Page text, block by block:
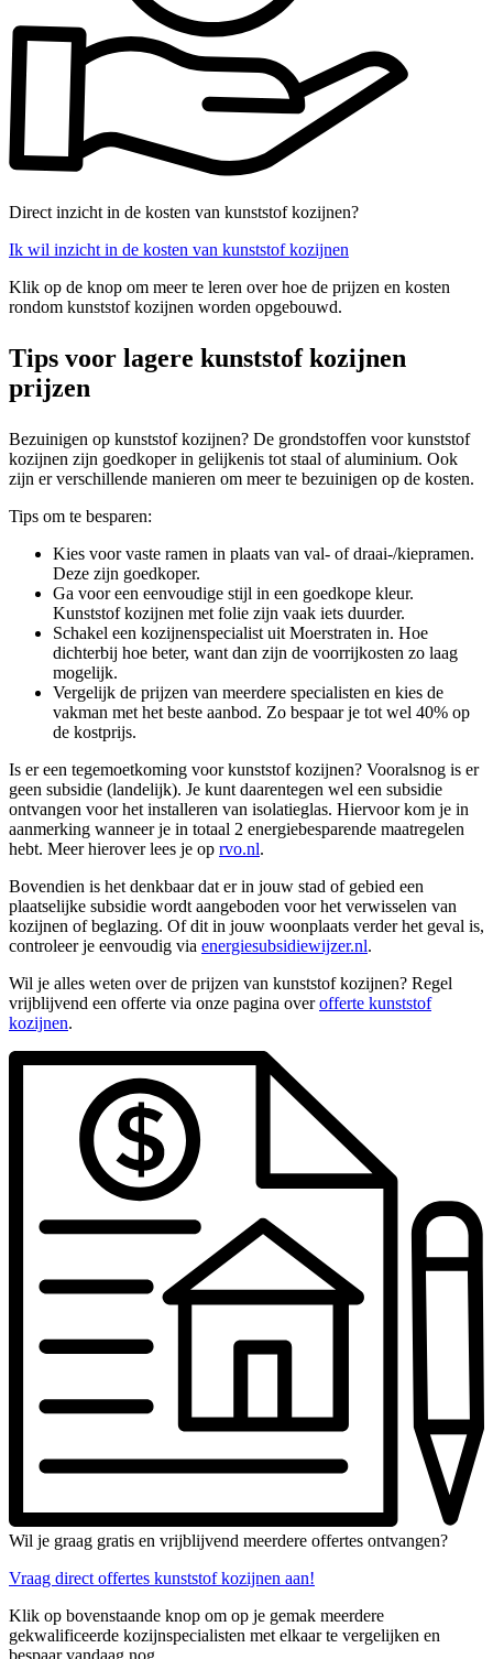
Direct inzicht in de kosten van kunststof kozijnen?
Ik wil inzicht in de kosten van kunststof kozijnen
Klik op de knop om meer te leren over hoe de prijzen en kosten
rondom kunststof kozijnen worden opgebouwd.
Tips voor lagere kunststof kozijnen
prijzen
Bezuinigen op kunststof kozijnen? De grondstoffen voor kunststof
kozijnen zijn goedkoper in gelijkenis tot staal of aluminium. Ook
zijn er verschillende manieren om meer te bezuinigen op de kosten.
Tips om te besparen:
Kies voor vaste ramen in plaats van val- of draai-/kiepramen.
Deze zijn goedkoper.
Ga voor een eenvoudige stijl in een goedkope kleur.
Kunststof kozijnen met folie zijn vaak iets duurder.
Schakel een kozijnenspecialist uit Moerstraten in. Hoe
dichterbij hoe beter, want dan zijn de voorrijkosten zo laag
mogelijk.
Vergelijk de prijzen van meerdere specialisten en kies de
vakman met het beste aanbod. Zo bespaar je tot wel 40% op
de kostprijs.
Is er een tegemoetkoming voor kunststof kozijnen? Vooralsnog is er
geen subsidie (landelijk). Je kunt daarentegen wel een subsidie
ontvangen voor het installeren van isolatieglas. Hiervoor kom je in
aanmerking wanneer je in totaal 2 energiebesparende maatregelen
hebt. Meer hierover lees je op rvo.nl.
Bovendien is het denkbaar dat er in jouw stad of gebied een
plaatselijke subsidie wordt aangeboden voor het verwisselen van
kozijnen of beglazing. Of dit in jouw woonplaats verder het geval is,
controleer je eenvoudig via energiesubsidiewijzer.nl.
Wil je alles weten over de prijzen van kunststof kozijnen? Regel
vrijblijvend een offerte via onze pagina overofferte kunststof
kozijnen.
Wil je graag gratis en vrijblijvend meerdere offertes ontvangen?
Vraag direct offertes kunststof kozijnen aan!
Klik op bovenstaande knop om op je gemak meerdere
gekwalificeerde kozijnspecialisten met elkaar te vergelijken en
bespaar vandaag nog.